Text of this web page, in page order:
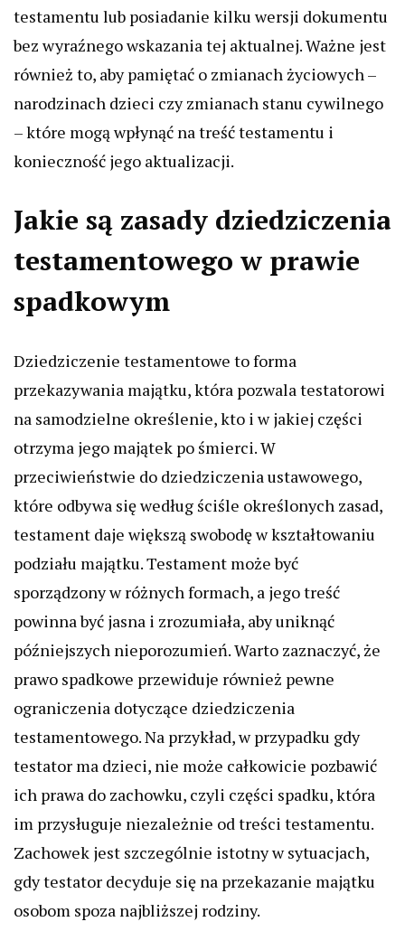
testamentu lub posiadanie kilku wersji dokumentu
bez wyraźnego wskazania tej aktualnej. Ważne jest
również to, aby pamiętać o zmianach życiowych –
narodzinach dzieci czy zmianach stanu cywilnego
– które mogą wpłynąć na treść testamentu i
konieczność jego aktualizacji.
Jakie są zasady dziedziczenia
testamentowego w prawie
spadkowym
Dziedziczenie testamentowe to forma
przekazywania majątku, która pozwala testatorowi
na samodzielne określenie, kto i w jakiej części
otrzyma jego majątek po śmierci. W
przeciwieństwie do dziedziczenia ustawowego,
które odbywa się według ściśle określonych zasad,
testament daje większą swobodę w kształtowaniu
podziału majątku. Testament może być
sporządzony w różnych formach, a jego treść
powinna być jasna i zrozumiała, aby uniknąć
późniejszych nieporozumień. Warto zaznaczyć, że
prawo spadkowe przewiduje również pewne
ograniczenia dotyczące dziedziczenia
testamentowego. Na przykład, w przypadku gdy
testator ma dzieci, nie może całkowicie pozbawić
ich prawa do zachowku, czyli części spadku, która
im przysługuje niezależnie od treści testamentu.
Zachowek jest szczególnie istotny w sytuacjach,
gdy testator decyduje się na przekazanie majątku
osobom spoza najbliższej rodziny.